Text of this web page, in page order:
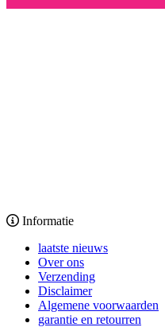
Informatie
laatste nieuws
Over ons
Verzending
Disclaimer
Algemene voorwaarden
garantie en retourren